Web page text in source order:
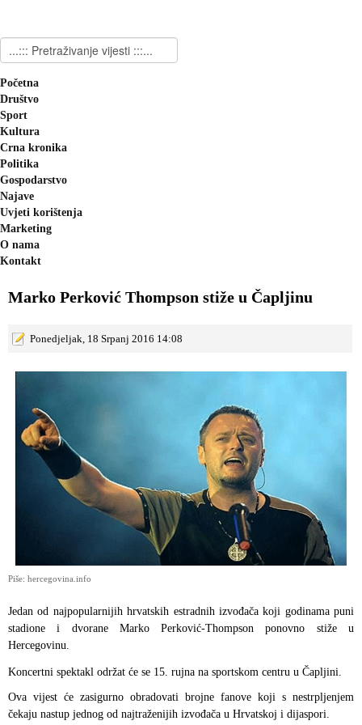
Početna
Društvo
Sport
Kultura
Crna kronika
Politika
Gospodarstvo
Najave
Uvjeti korištenja
Marketing
O nama
Kontakt
Marko Perković Thompson stiže u Čapljinu
Ponedjeljak, 18 Srpanj 2016 14:08
Piše: hercegovina.info
Jedan od najpopularnijih hrvatskih estradnih izvođača koji godinama puni
stadione i dvorane Marko Perković-Thompson ponovno stiže u
Hercegovinu.
Koncertni spektakl održat će se 15. rujna na sportskom centru u Čapljini.
Ova vijest će zasigurno obradovati brojne fanove koji s nestrpljenjem
čekaju nastup jednog od najtraženijih izvođača u Hrvatskoj i dijaspori.